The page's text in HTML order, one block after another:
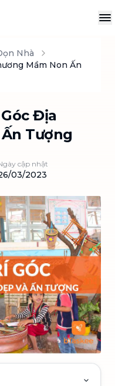
Nhà
Mầm Non Ấn
Địa
Tượng
cập nhật
03/2023